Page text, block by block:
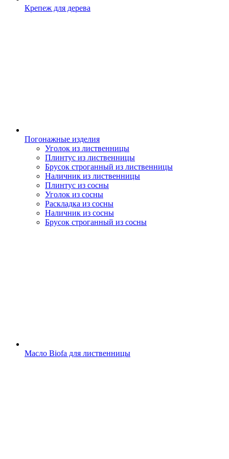
Крепеж для дерева
Погонажные изделия
Уголок из лиственницы
Плинтус из лиственницы
Брусок строганный из лиственницы
Наличник из лиственницы
Плинтус из сосны
Уголок из сосны
Раскладка из сосны
Наличник из сосны
Брусок строганный из сосны
Масло Biofa для лиственницы